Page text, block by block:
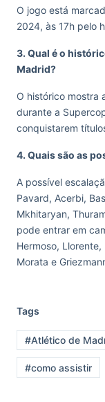
O jogo está
2024, às 17h pelo
3. Qual é o
Madrid?
O histórico mostra
durante a
conquistarem
4. Quais são as
A possível
Pavard, Acerbi,
Mkhitaryan,
pode entrar em
Hermoso,
Morata e
Tags
#Atlético de
#como assistir